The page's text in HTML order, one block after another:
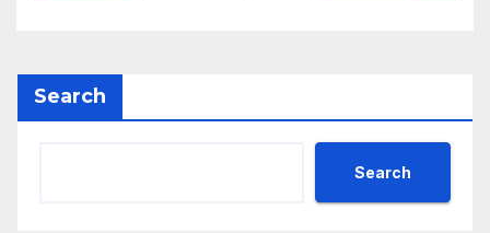
Search
Search